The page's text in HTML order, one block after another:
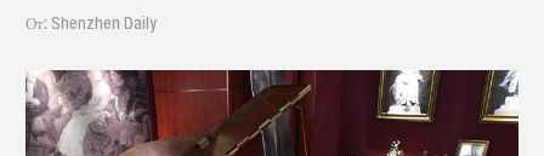
От: Shenzhen Daily